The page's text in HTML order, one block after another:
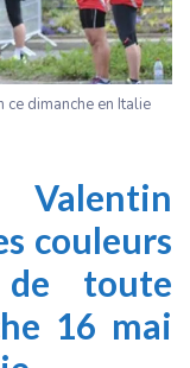
ce dimanche en Italie
Valentin
couleurs
toute
16 mai